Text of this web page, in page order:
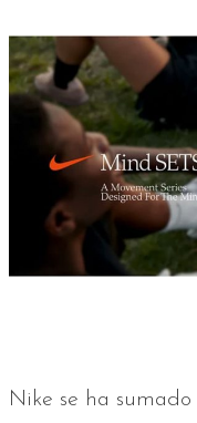
Nike se ha